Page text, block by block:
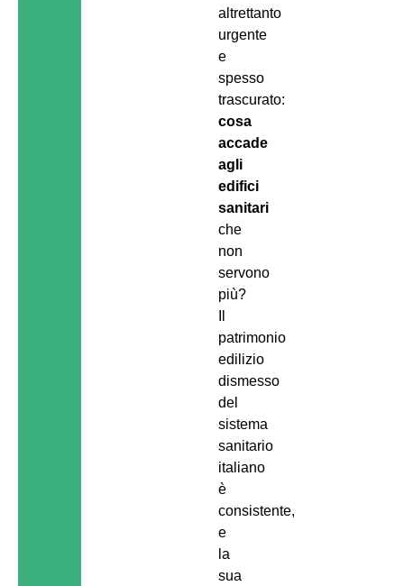
altrettanto
urgente
e
spesso
trascurato:
cosa
accade
agli
edifici
sanitari
che
non
servono
più?
patrimonio
edilizio
dismesso
del
sistema
sanitario
italiano
è
consistente,
e
la
sua